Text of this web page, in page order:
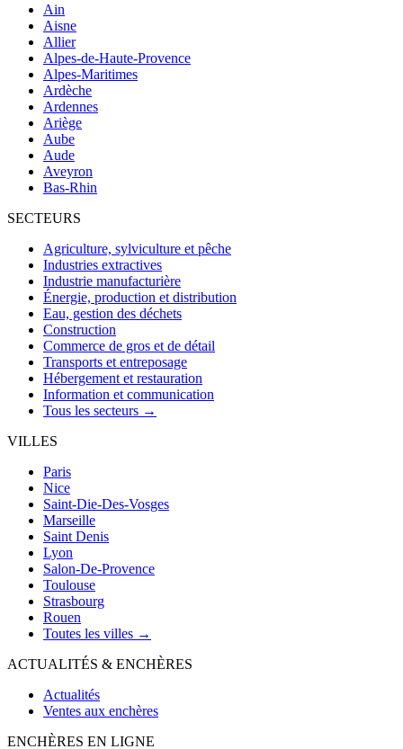
Ain
Aisne
Allier
Alpes-de-Haute-Provence
Alpes-Maritimes
Ardèche
Ardennes
Ariège
Aube
Aude
Aveyron
Bas-Rhin
SECTEURS
Agriculture, sylviculture et pêche
Industries extractives
Industrie manufacturière
Énergie, production et distribution
Eau, gestion des déchets
Construction
Commerce de gros et de détail
Transports et entreposage
Hébergement et restauration
Information et communication
Tous les secteurs →
VILLES
Paris
Nice
Saint-Die-Des-Vosges
Marseille
Saint Denis
Lyon
Salon-De-Provence
Toulouse
Strasbourg
Rouen
Toutes les villes →
ACTUALITÉS & ENCHÈRES
Actualités
Ventes aux enchères
ENCHÈRES EN LIGNE